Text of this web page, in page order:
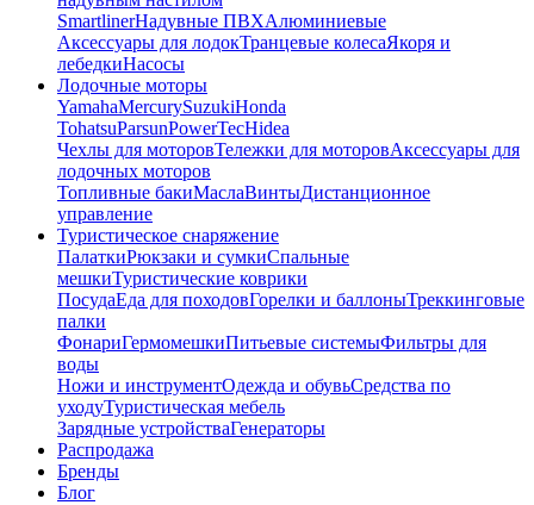
SmartlinerНадувные ПВХАлюминиевые
Аксессуары для лодокТранцевые колесаЯкоря и
лебедкиНасосы
Лодочные моторы
YamahaMercurySuzukiHonda
TohatsuParsunPowerTecHidea
Чехлы для моторовТележки для моторовАксессуары для
лодочных моторов
Топливные бакиМаслаВинтыДистанционное
управление
Туристическое снаряжение
ПалаткиРюкзаки и сумкиСпальные
мешкиТуристические коврики
ПосудаЕда для походовГорелки и баллоныТреккинговые
палки
ФонариГермомешкиПитьевые системыФильтры для
воды
Ножи и инструментОдежда и обувьСредства по
уходуТуристическая мебель
Зарядные устройстваГенераторы
Распродажа
Бренды
Блог